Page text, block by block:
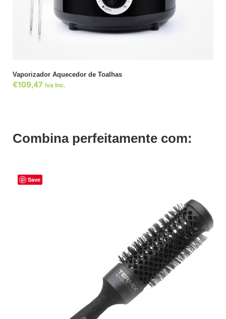
ADICIONAR
Vaporizador Aquecedor de Toalhas
€109,47 Iva Inc.
Combina perfeitamente com:
Save